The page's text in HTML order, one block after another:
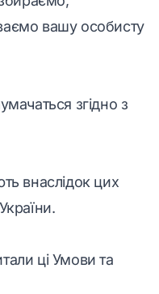
вашу особисту
згідно з
внаслідок цих
ці Умови та